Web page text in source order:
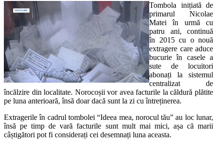
Tombola inițiată de
primarul Nicolae
Matei în urmă cu
patru ani, continuă
în 2015 cu o nouă
extragere care aduce
bucurie în casele a
sute de locuitori
abonați la sistemul
centralizat de
încălzire din localitate. Norocoșii vor avea facturile la căldură plătite
pe luna anterioară, însă doar dacă sunt la zi cu întreținerea.
Extragerile în cadrul tombolei “Ideea mea, norocul tău” au loc lunar,
însă pe timp de vară facturile sunt mult mai mici, așa că marii
câștigători pot fi considerați cei desemnați luna aceasta.